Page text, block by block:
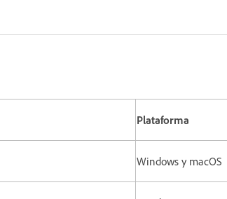
Plataforma
Windows y macOS